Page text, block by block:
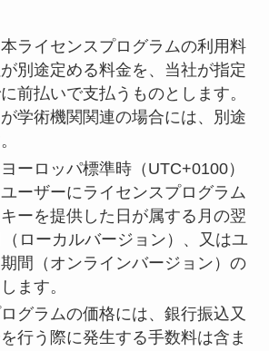
ライセンスプログラムの利用料
別途定める料金を、当社が指定
前払いで支払うものとします。
学術機関関連の場合には、別途
ーロッパ標準時（UTC+0100）
ーザーにライセンスプログラム
ーを提供した日が属する月の翌
ローカルバージョン）、又はユ
間（オンラインバージョン）の
ます。
グラムの価格には、銀行振込又
行う際に発生する手数料は含ま